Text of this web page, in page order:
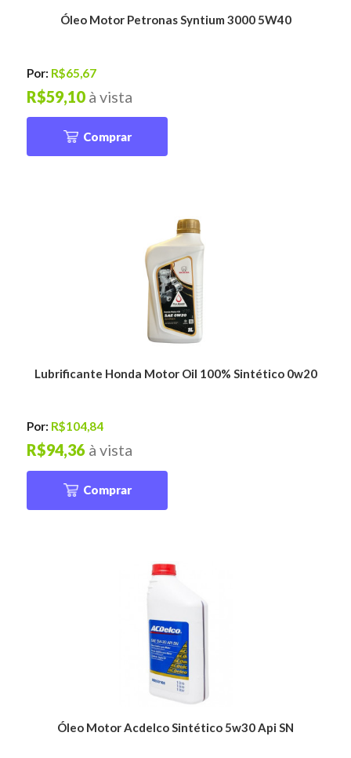
Óleo Motor Petronas Syntium 3000 5W40
Por: R$65,67
à vista
R$59,10
Comprar
Lubrificante Honda Motor Oil 100% Sintético 0w20
Por: R$104,84
à vista
R$94,36
Comprar
Óleo Motor Acdelco Sintético 5w30 Api SN